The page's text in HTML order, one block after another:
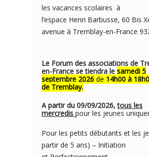
les vacances scolaires à
l’espace Henri Barbusse, 60 Bis
avenue à Tremblay-en-France
Le Forum des associations de
en-France se tiendra le samedi 5
septembre 2026 de 14h00 à
de Tremblay.
A partir du 09/09/2026,tous les
mercredis pour les jeunes
Pour les petits débutants et les
partir de 5 ans) – Initiation